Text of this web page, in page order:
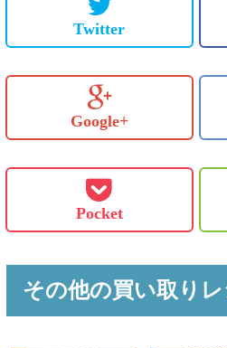
Twitter
Google+
Pocket
その他の買い取りレ